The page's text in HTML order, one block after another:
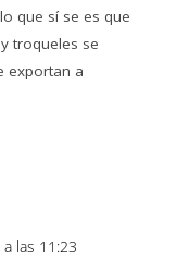
que sí se es que
troqueles se
exportan a
las 11:23